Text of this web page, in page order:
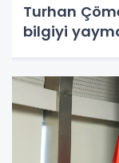
Turhan
bilgiyi